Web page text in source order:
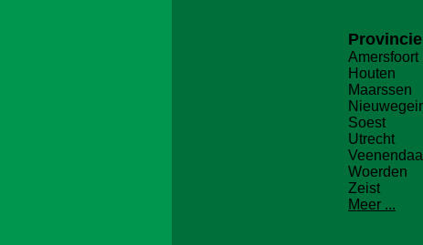
Provincie
Amersfoort
Houten
Maarssen
Soest
Utrecht
Veenendaal
Woerden
Zeist
Meer ...